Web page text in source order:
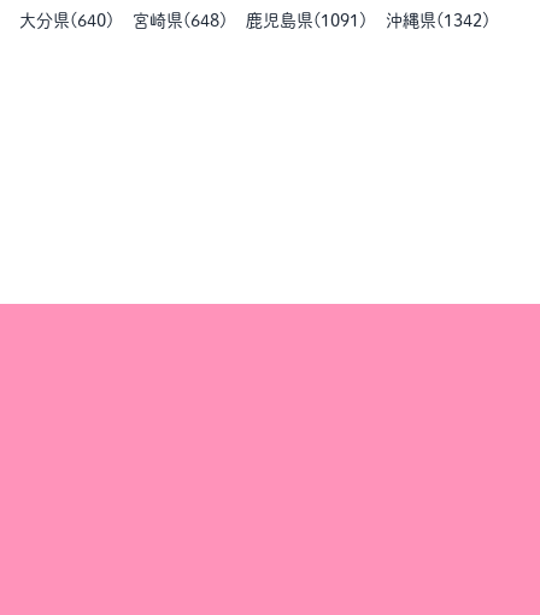
大分県( 640) 宮崎県( 648) 鹿児島県( 1091 ) 沖縄県( 1342 )